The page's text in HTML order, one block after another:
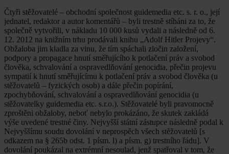
Čtyři stěžovatelé – obchodní společnost guidemedia etc. s. r. o., její
jednatel, redaktor a autor komentářů – byli trestně stíháni za to, že
společně vytvořili, v nákladu 10 000 kusů vydali a následně od 6.
12. 2012 na knižním trhu prodávali knihu „Adolf Hitler Projevy“.
Obžaloba jim kladla za vinu, že tím spáchali zločin založení,
podpory a propagace hnutí směřujícího k potlačení práv a svobod
člověka, schvalování a ospravedlňování genocidia, přečin projevu
sympatií k hnutí směřujícímu k potlačení práv a svobod člověka (u
stěžovatelů – fyzických osob) a dále přečin popírání,
zpochybňování, schvalování a ospravedlňování genocidia (u
stěžovatelky guidemedia etc. s.r.o.). Stěžovatelé byli pravomocně
zproštěni obžaloby, neboť nebylo prokázáno, že skutek zakládá
výše uvedené trestné činy. Nejvyšší státní zástupce následně podal k
Nejvyššímu soudu dovolání v neprospěch všech stěžovatelů [s
odkazem na § 265b odst. 1 písm. l) a písm. g) trestního řádu]. V
dovolání poukázal na extrémní nesoulad, jenž spatřoval v tom, že